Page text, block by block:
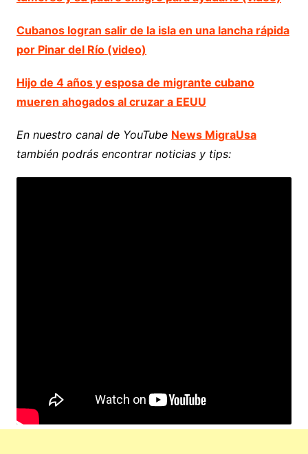
Cubanos logran salir de la isla en una lancha rápida
por Pinar del Río (video)
Hijo de 4 años y esposa de migrante cubano
mueren ahogados al cruzar a EEUU
En nuestro canal de YouTube News MigraUsa
también podrás encontrar noticias y tips: